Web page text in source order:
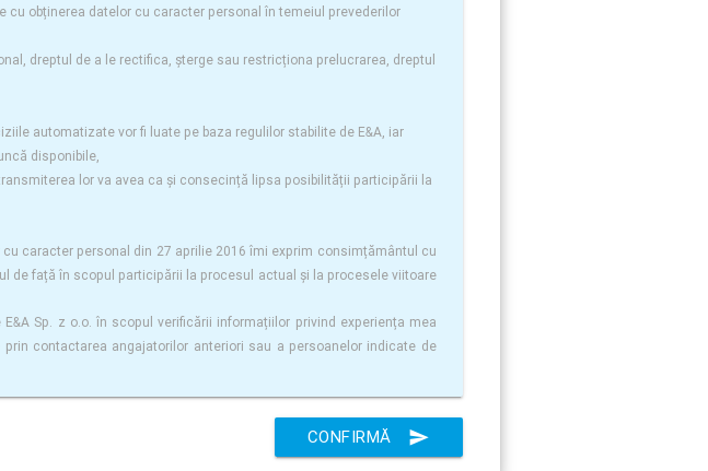
obținerea datelor cu caracter personal în temeiul prevederilor
dreptul de a le rectifica, șterge sau restricționa prelucrarea, dreptul
automatizate vor fi luate pe baza regulilor stabilite de E&A, iar
disponibile,
lor va avea ca și consecință lipsa posibilității participării la
caracter personal din 27 aprilie 2016 îmi exprim consimțământul cu
de față în scopul participării la procesul actual și la procesele viitoare
Sp. z o.o. în scopul verificării informațiilor privind experiența mea
contactarea angajatorilor anteriori sau a persoanelor indicate de
CONFIRMĂ send